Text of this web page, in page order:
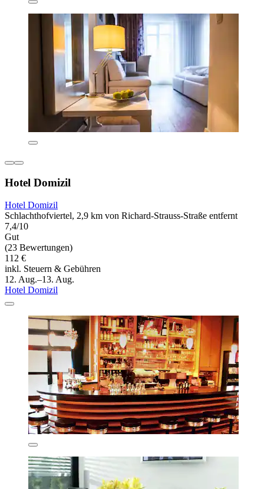
Hotel Domizil
Hotel Domizil
Schlachthofviertel, 2,9 km von Richard-Strauss-Straße entfernt
7,4/10
Gut
(23 Bewertungen)
112 €
inkl. Steuern & Gebühren
12. Aug.–13. Aug.
Hotel Domizil